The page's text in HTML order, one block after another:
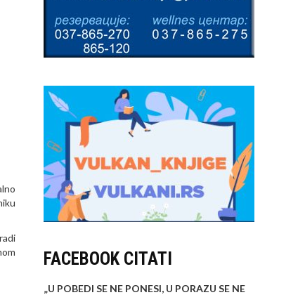
FACEBOOK CITATI
„U POBEDI SE NE PONESI, U PORAZU SE NE